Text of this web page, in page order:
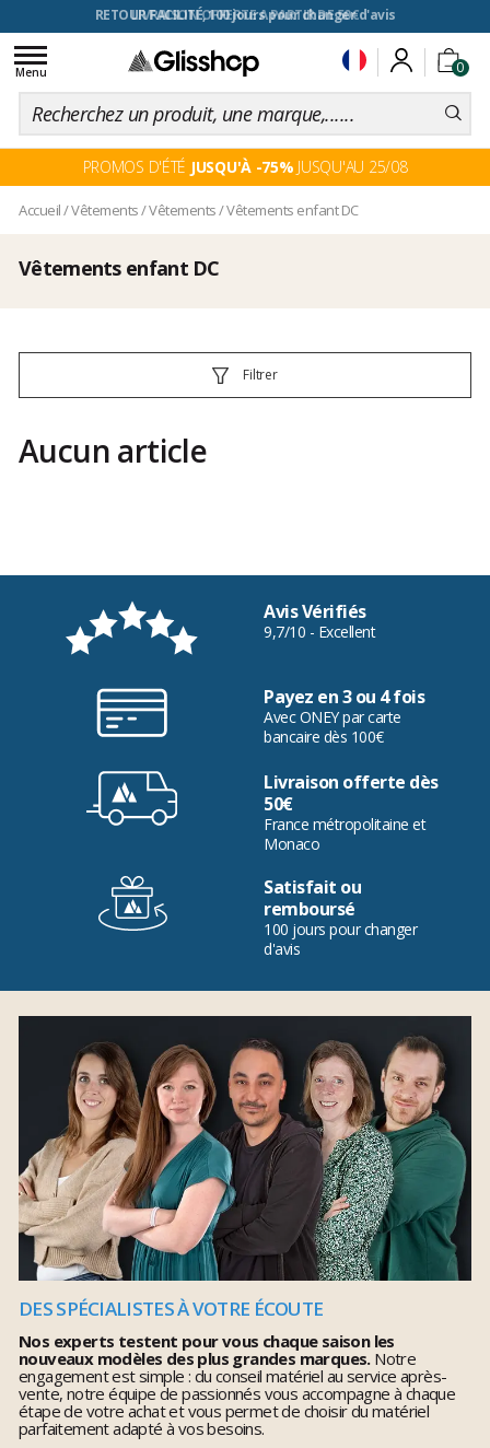
RETOUR FACILITÉ, 100 jours pour changer d'avis
0
Toggle
navigation
Menu
PROMOS D'ÉTÉ JUSQU'À -75% JUSQU'AU 25/08
Accueil/Vêtements/Vêtements/Vêtements enfant DC
Vêtements enfant DC
Filtrer
Aucun article
Avis Vérifiés
9,7/10 - Excellent
Payez en 3 ou 4 fois
Avec ONEY par carte
bancaire dès 100€
Livraison offerte dès
50€
France métropolitaine et
Monaco
Satisfait ou
remboursé
100 jours pour changer
d'avis
DES SPÉCIALISTES À VOTRE ÉCOUTE
Nos experts testent pour vous chaque saison les
nouveaux modèles des plus grandes marques.Notre
engagement est simple : du conseil matériel au service après-
vente, notre équipe de passionnés vous accompagne à chaque
étape de votre achat et vous permet de choisir du matériel
parfaitement adapté à vos besoins.